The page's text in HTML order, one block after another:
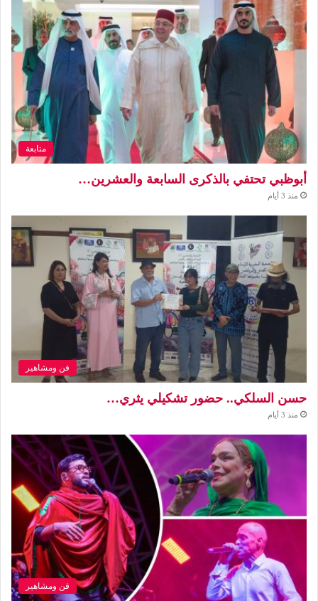
متابعة
أبوظبي تحتفي بالذكرى السابعة والعشرين…
منذ 3 أيام
فن ومشاهير
حسن السلكي.. حضور تشكيلي يثري…
منذ 3 أيام
فن ومشاهير